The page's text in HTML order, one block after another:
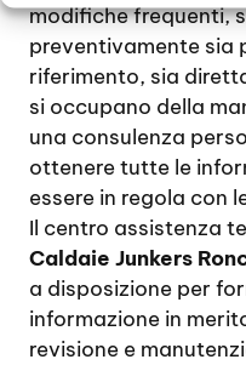
modifiche frequenti,
preventivamente sia
riferimento, sia
si occupano della
una consulenza
ottenere tutte le
essere in regola con
Il centro assistenza
Caldaie Junkers
a disposizione per
informazione in
revisione e